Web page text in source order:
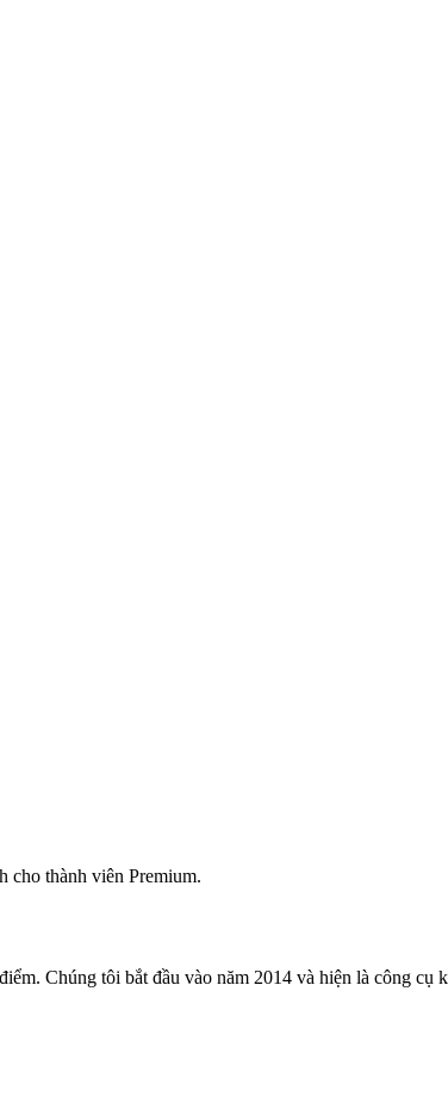
cho thành viên Premium.
Chúng tôi bắt đầu vào năm 2014 và hiện là công cụ